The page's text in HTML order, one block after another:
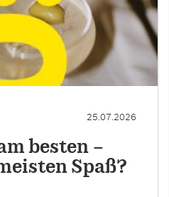
25.07.2026
besten –
Spaß?